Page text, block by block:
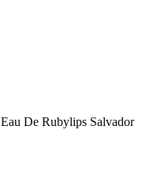
Eau De Rubylips Salvador